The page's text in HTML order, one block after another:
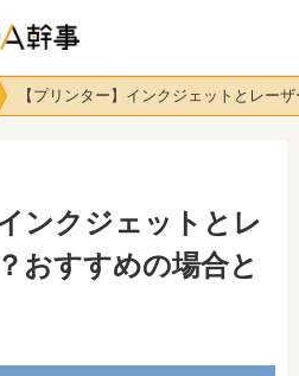
【プリンター】インクジェットとレー
ンクジェットとレ
おすすめの場合と